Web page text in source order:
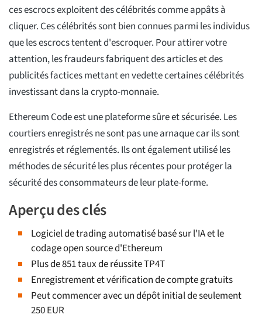
ces escrocs exploitent des célébrités comme appâts à
cliquer. Ces célébrités sont bien connues parmi les individus
que les escrocs tentent d'escroquer. Pour attirer votre
attention, les fraudeurs fabriquent des articles et des
publicités factices mettant en vedette certaines célébrités
investissant dans la crypto-monnaie.
Ethereum Code est une plateforme sûre et sécurisée. Les
courtiers enregistrés ne sont pas une arnaque car ils sont
enregistrés et réglementés. Ils ont également utilisé les
méthodes de sécurité les plus récentes pour protéger la
sécurité des consommateurs de leur plate-forme.
Aperçu des clés
Logiciel de trading automatisé basé sur l'IA et le
codage open source d'Ethereum
Plus de 851 taux de réussite TP4T
Enregistrement et vérification de compte gratuits
Peut commencer avec un dépôt initial de seulement
250 EUR